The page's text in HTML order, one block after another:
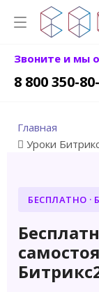
Звоните и мы
8 800 350-
Главная
Уроки
БЕСПЛАТНО ·